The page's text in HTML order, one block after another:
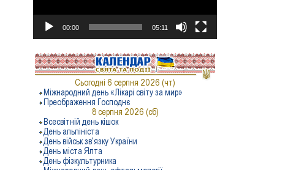
00:00 05:11